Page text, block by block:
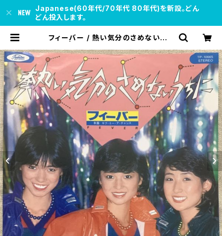
Japanese(60年代/70年代 80年代)を新設。どん
どん投入します。
フィーバー / 熱い気分のさめないうち